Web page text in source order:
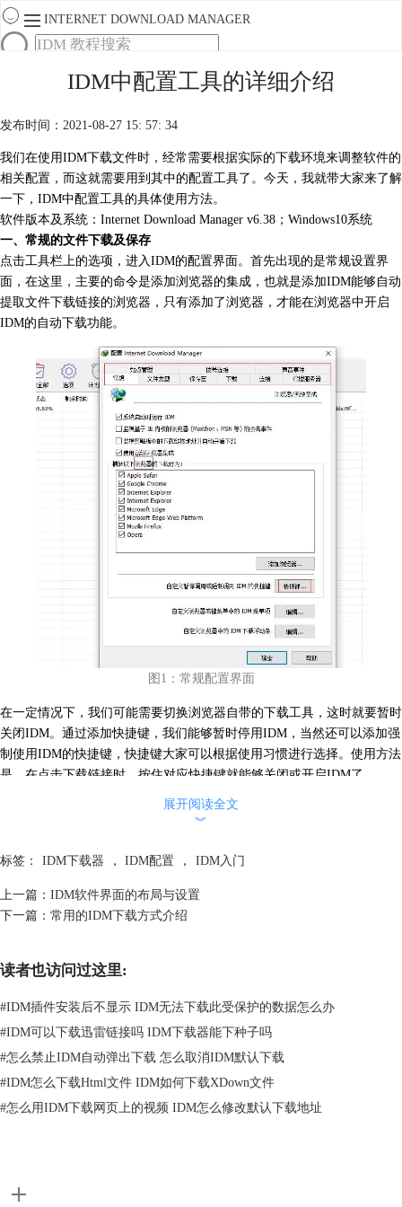
INTERNET DOWNLOAD MANAGER
服务
购买
IDM中配置工具的详细介绍
发布时间：2021-08-27 15: 57: 34
我们在使用IDM下载文件时，经常需要根据实际的下载环境来调整软件的
相关配置，而这就需要用到其中的配置工具了。今天，我就带大家来了解
一下，IDM中配置工具的具体使用方法。
软件版本及系统： Internet Download Manager v6.38；Windows10系统
一、常规的文件下载及保存
点击工具栏上的选项，进入IDM的配置界面。首先出现的是常规设置界
面，在这里，主要的命令是添加浏览器的集成，也就是添加IDM能够自动
提取文件下载链接的浏览器，只有添加了浏览器，才能在浏览器中开启
IDM的自动下载功能。
图1：常规配置界面
在一定情况下，我们可能需要切换浏览器自带的下载工具，这时就要暂时
关闭IDM。通过添加快捷键，我们能够暂时停用IDM，当然还可以添加强
制使用IDM的快捷键，快捷键大家可以根据使用习惯进行选择。使用方法
是，在点击下载链接时，按住对应快捷键就能够关闭或开启IDM了。
文件类型中，包含自动下载文件的类型，默认的有图片、视频、网址、安
装包等；还可以添加不要自动下载的网站，像一些系统更新、垃圾软件下
展开阅读全文
︾
标签： IDM下载器 ， IDM配置 ， IDM入门
上一篇： IDM软件界面的布局与设置
下一篇： 常用的IDM下载方式介绍
读者也访问过这里:
#IDM插件安装后不显示 IDM无法下载此受保护的数据怎么办
#IDM可以下载迅雷链接吗 IDM下载器能下种子吗
#怎么禁止IDM自动弹出下载 怎么取消IDM默认下载
#IDM怎么下载Html文件 IDM如何下载XDown文件
#怎么用IDM下载网页上的视频 IDM怎么修改默认下载地址